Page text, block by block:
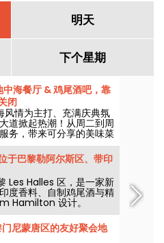
明天
下个星期
海餐厅 & 鸡尾酒吧，靠
闭
情为主打、充满庆典氛
道掀起热潮！从周二到周
务，带来可分享的美味菜
，是一场接着一场的狂热
于巴黎勒阿尔斯区、带印
Les Halles 区，是一家新
度香料、自制鸡尾酒与精
Hamilton 设计。
尼蒙唐区的友好聚会地